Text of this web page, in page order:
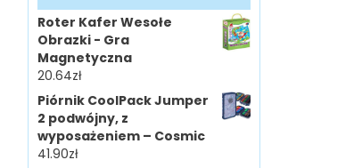
Roter Kafer Wesołe
Obrazki - Gra
Magnetyczna
20.64zł
Piórnik CoolPack Jumper
2 podwójny, z
wyposażeniem – Cosmic
41.90zł